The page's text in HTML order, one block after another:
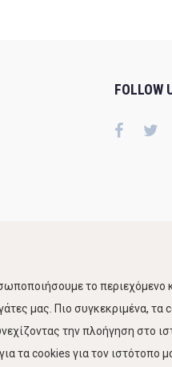
FOLLOW
το περιεχόμενο
μας. Πιο συγκεκριμένα, τα
την πλοήγηση στο
τα cookies για τον ιστότοπο